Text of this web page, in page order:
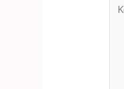
di